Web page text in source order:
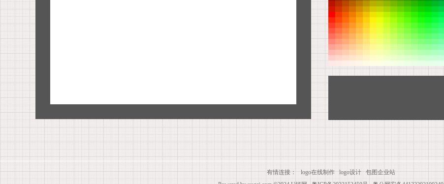
有情连接：logo在线制作 logo设计
包图企业站